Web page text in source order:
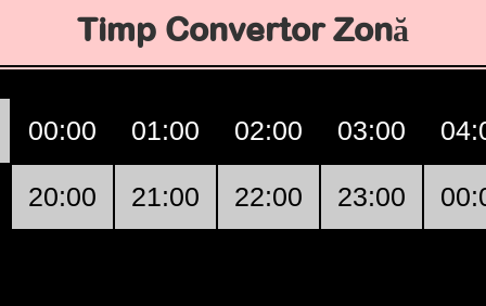
Timp Convertor Zonă
00:00 01:00 02:00 03:00
20:00 21:00 22:00 23:00